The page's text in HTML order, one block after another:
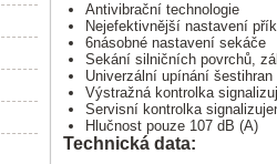
Antivibrační technologie
Nejefektivnější nastavení
6násobné nastavení sekáče
Sekání silničních povrchů,
Univerzální upínání šestihran
Výstražná kontrolka
Servisní kontrolka
Hlučnost pouze 107 dB (A)
Technická data: